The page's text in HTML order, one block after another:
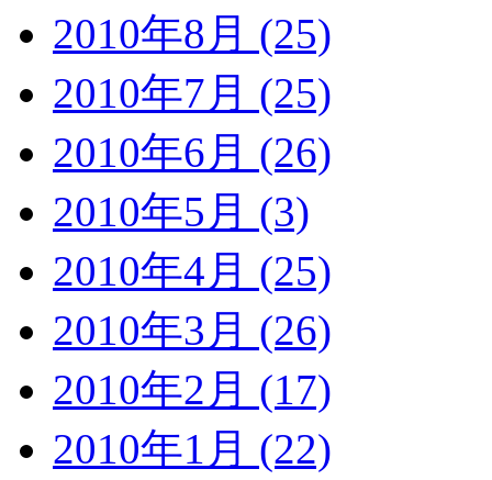
2010年8月 (25)
2010年7月 (25)
2010年6月 (26)
2010年5月 (3)
2010年4月 (25)
2010年3月 (26)
2010年2月 (17)
2010年1月 (22)